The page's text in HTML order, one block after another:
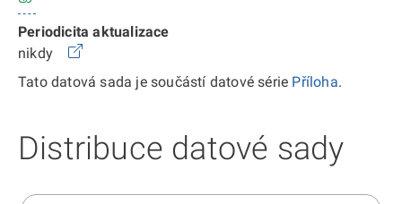
Periodicita aktualizace
nikdy
Tato datová sada je součástí datové série Příloha.
Distribuce datové sady